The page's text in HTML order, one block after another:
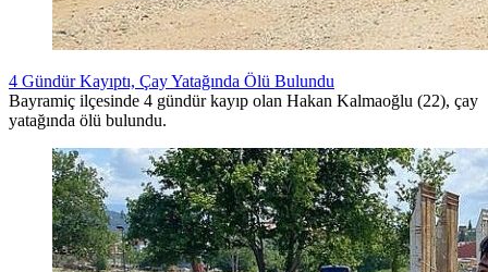
4 Gündür Kayıptı, Çay Yatağında Ölü Bulundu
Bayramiç ilçesinde 4 gündür kayıp olan Hakan Kalmaoğlu (22), çay
yatağında ölü bulundu.